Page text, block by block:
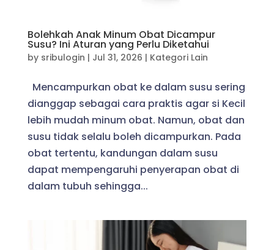
Bolehkah Anak Minum Obat Dicampur
Susu? Ini Aturan yang Perlu Diketahui
by sribulogin | Jul 31, 2026 | Kategori Lain
Mencampurkan obat ke dalam susu sering
dianggap sebagai cara praktis agar si Kecil
lebih mudah minum obat. Namun, obat dan
susu tidak selalu boleh dicampurkan. Pada
obat tertentu, kandungan dalam susu
dapat mempengaruhi penyerapan obat di
dalam tubuh sehingga...